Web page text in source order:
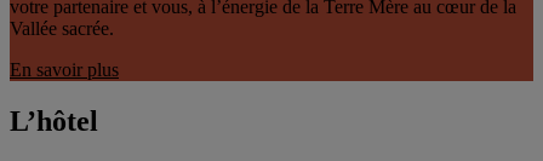
votre partenaire et vous, à l’énergie de la Terre Mère au cœur de la
Vallée sacrée.
En savoir plus
L’hôtel